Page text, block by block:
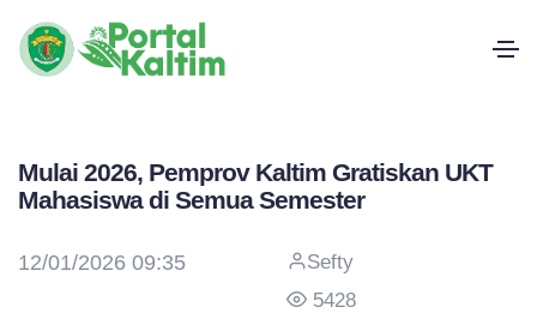
Mulai 2026, Pemprov Kaltim Gratiskan UKT
Mahasiswa di Semua Semester
12/01/2026 09:35
Sefty
5428